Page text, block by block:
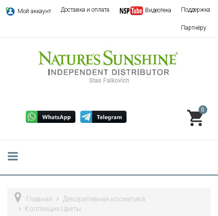
Мой аккаунт Доставка и оплата Видеотека Поддержка
Партнёру
0
Главная
Декоративная косметика
Коллекция Цветы